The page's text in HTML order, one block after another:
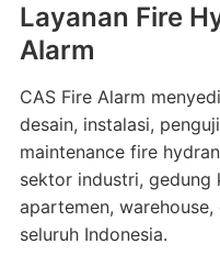
Layanan Fire
Alarm
CAS Fire Alarm
desain, instalasi,
maintenance fire
sektor industri, gedung
apartemen,
seluruh Indonesia.